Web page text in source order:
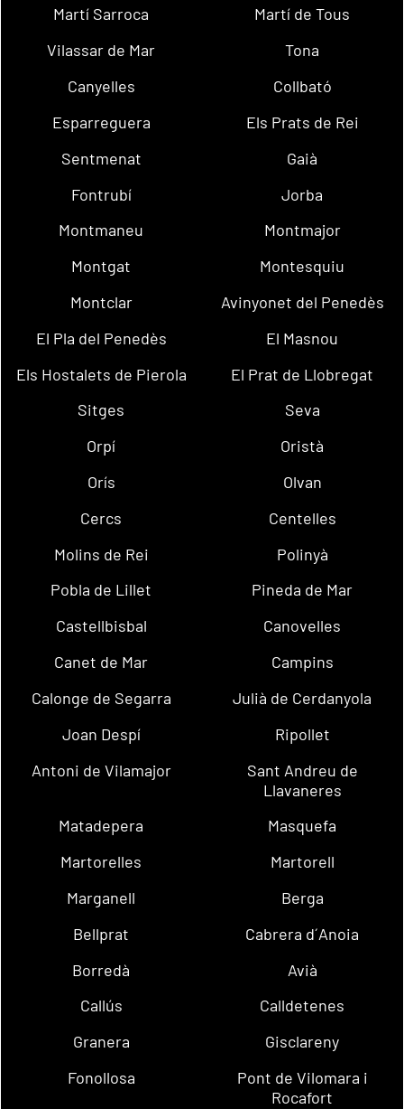
Martí Sarroca
Martí de Tous
Vilassar de Mar
Tona
Canyelles
Collbató
Esparreguera
Els Prats de Rei
Sentmenat
Gaià
Fontrubí
Jorba
Montmaneu
Montmajor
Montgat
Montesquiu
Montclar
Avinyonet del Penedès
El Pla del Penedès
El Masnou
Els Hostalets de Pierola
El Prat de Llobregat
Sitges
Seva
Orpí
Oristà
Orís
Olvan
Cercs
Centelles
Molins de Rei
Polinyà
Pobla de Lillet
Pineda de Mar
Castellbisbal
Canovelles
Canet de Mar
Campins
Calonge de Segarra
Julià de Cerdanyola
Joan Despí
Ripollet
Antoni de Vilamajor
Sant Andreu de
Llavaneres
Matadepera
Masquefa
Martorelles
Martorell
Marganell
Berga
Bellprat
Cabrera d´Anoia
Borredà
Avià
Callús
Calldetenes
Granera
Gisclareny
Fonollosa
Pont de Vilomara i
Rocafort